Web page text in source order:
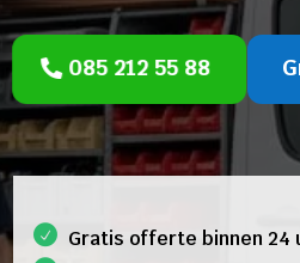
085 212 55 88
Gratis offerte binnen 24